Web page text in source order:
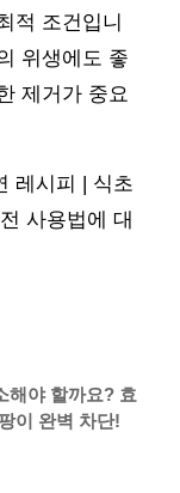
적 조건입니
위생에도 좋
제거가 중요
레시피 | 식초
사용법에 대
해야 할까요? 효
이 완벽 차단!